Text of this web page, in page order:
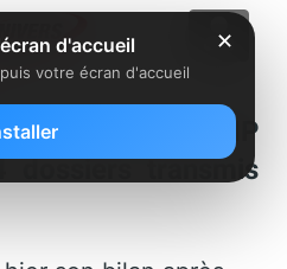
: 3 millions d’IP
dossiers transmis
✕
d'accueil
votre écran d'accueil